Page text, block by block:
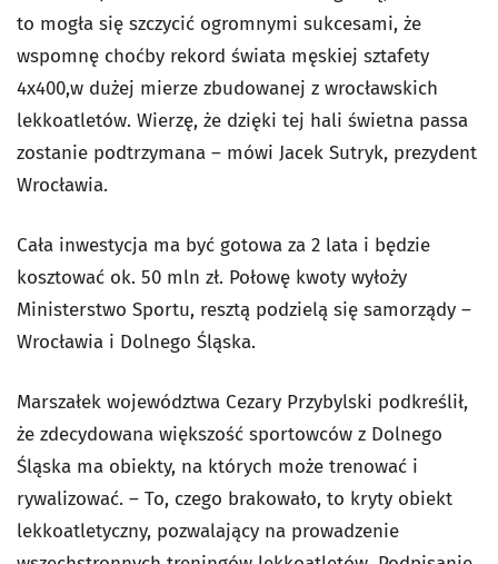
to mogła się szczycić ogromnymi sukcesami, że
wspomnę choćby rekord świata męskiej sztafety
4x400,w dużej mierze zbudowanej z wrocławskich
lekkoatletów. Wierzę, że dzięki tej hali świetna passa
zostanie podtrzymana – mówi Jacek Sutryk, prezydent
Wrocławia.
Cała inwestycja ma być gotowa za 2 lata i będzie
kosztować ok. 50 mln zł. Połowę kwoty wyłoży
Ministerstwo Sportu, resztą podzielą się samorządy –
Wrocławia i Dolnego Śląska.
Marszałek województwa Cezary Przybylski podkreślił,
że zdecydowana większość sportowców z Dolnego
Śląska ma obiekty, na których może trenować i
rywalizować. – To, czego brakowało, to kryty obiekt
lekkoatletyczny, pozwalający na prowadzenie